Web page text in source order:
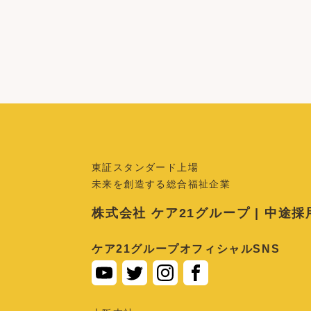
東証スタンダード上場
未来を創造する総合福祉企業
株式会社 ケア21グループ | 中途採
ケア21グループオフィシャルSNS